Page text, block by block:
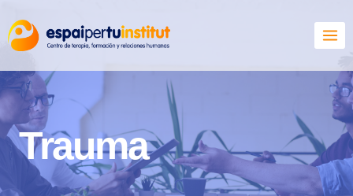
Trauma